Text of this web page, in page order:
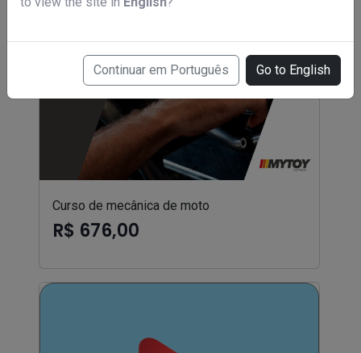
Continuar em Português Go to English
Curso de mecânica de moto
R$ 676,00